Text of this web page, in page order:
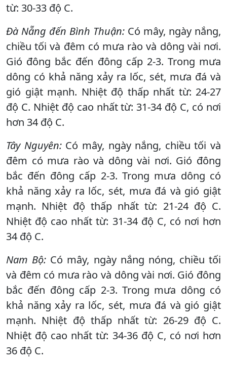
từ: 30-33 độ C.
Đà Nẵng đến Bình Thuận: Có mây, ngày nắng,
chiều tối và đêm có mưa rào và dông vài nơi.
Gió đông bắc đến đông cấp 2-3. Trong mưa
dông có khả năng xảy ra lốc, sét, mưa đá và
gió giật mạnh. Nhiệt độ thấp nhất từ: 24-27
độ C. Nhiệt độ cao nhất từ: 31-34 độ C, có nơi
hơn 34 độ C.
Tây Nguyên: Có mây, ngày nắng, chiều tối và
đêm có mưa rào và dông vài nơi. Gió đông
bắc đến đông cấp 2-3. Trong mưa dông có
khả năng xảy ra lốc, sét, mưa đá và gió giật
mạnh. Nhiệt độ thấp nhất từ: 21-24 độ C.
Nhiệt độ cao nhất từ: 31-34 độ C, có nơi hơn
34 độ C.
Nam Bộ: Có mây, ngày nắng nóng, chiều tối
và đêm có mưa rào và dông vài nơi. Gió đông
bắc đến đông cấp 2-3. Trong mưa dông có
khả năng xảy ra lốc, sét, mưa đá và gió giật
mạnh. Nhiệt độ thấp nhất từ: 26-29 độ C.
Nhiệt độ cao nhất từ: 34-36 độ C, có nơi hơn
36 độ C.